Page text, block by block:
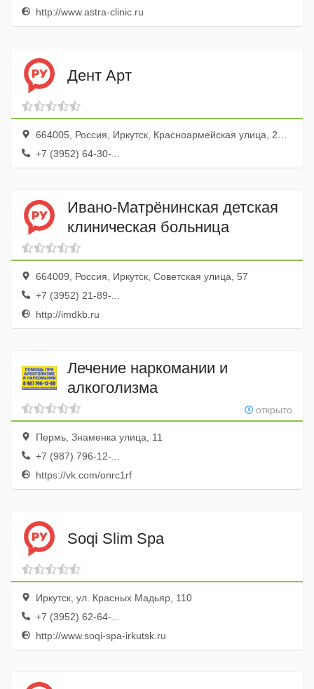
http://www.astra-clinic.ru
Дент Арт
664005, Россия, Иркутск, Красноармейская улица, 23, Стоматологическая клиника, эт. 1
+7 (3952) 64-30-...
Ивано-Матрёнинская детская
клиническая больница
664009, Россия, Иркутск, Советская улица, 57
+7 (3952) 21-89-...
http://imdkb.ru
Лечение наркомании и
алкоголизма
открыто
Пермь, Знаменка улица, 11
+7 (987) 796-12-...
https://vk.com/onrc1rf
Soqi Slim Spa
Иркутск, ул. Красных Мадьяр, 110
+7 (3952) 62-64-...
http://www.soqi-spa-irkutsk.ru